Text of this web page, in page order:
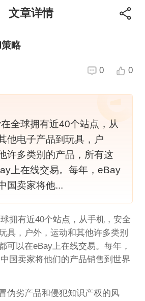
文章详情
略
0 0
全球拥有近40个站点，从
他电子产品到玩具，户
许多类别的产品，所有这
上在线交易。每年，eBay
国卖家将他...
拥有近40个站点，从手机，安全
具，户外，运动和其他许多类别
可以在eBay上在线交易。每年，
国卖家将他们的产品销售到世界
伪劣产品和侵犯知识产权的风